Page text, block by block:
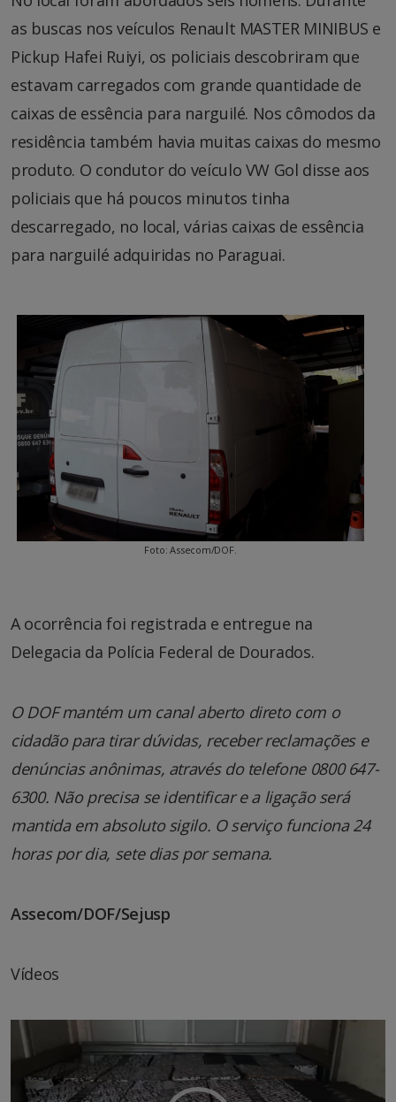
as buscas nos veículos Renault MASTER MINIBUS e
Pickup Hafei Ruiyi, os policiais descobriram que
estavam carregados com grande quantidade de
caixas de essência para narguilé. Nos cômodos da
residência também havia muitas caixas do mesmo
produto. O condutor do veículo VW Gol disse aos
policiais que há poucos minutos tinha
descarregado, no local, várias caixas de essência
para narguilé adquiridas no Paraguai.
Foto: Assecom/DOF.
A ocorrência foi registrada e entregue na
Delegacia da Polícia Federal de Dourados.
O DOF mantém um canal aberto direto com o
cidadão para tirar dúvidas, receber reclamações e
denúncias anônimas, através do telefone 0800 647-
6300. Não precisa se identificar e a ligação será
mantida em absoluto sigilo. O serviço funciona 24
horas por dia, sete dias por semana.
Assecom/DOF/Sejusp
Vídeos
Tocador
de
vídeo